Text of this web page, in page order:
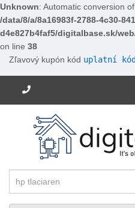
Unknown: Automatic conversion
/data/8/a/8a16983f-2788-4c30-
d4e827b4faf5/digitalbase.sk/
on line 38
Zľavový kupón kód uplatní
Potrebujete poradiť? Zavolajte